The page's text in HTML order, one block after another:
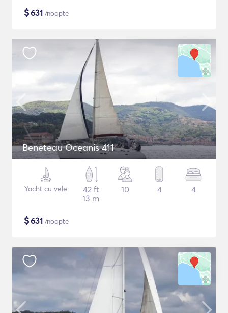
$631 /noapte
Beneteau Oceanis 411
Yacht cu vele
42 ft
13 m
10 4 4
$631 /noapte